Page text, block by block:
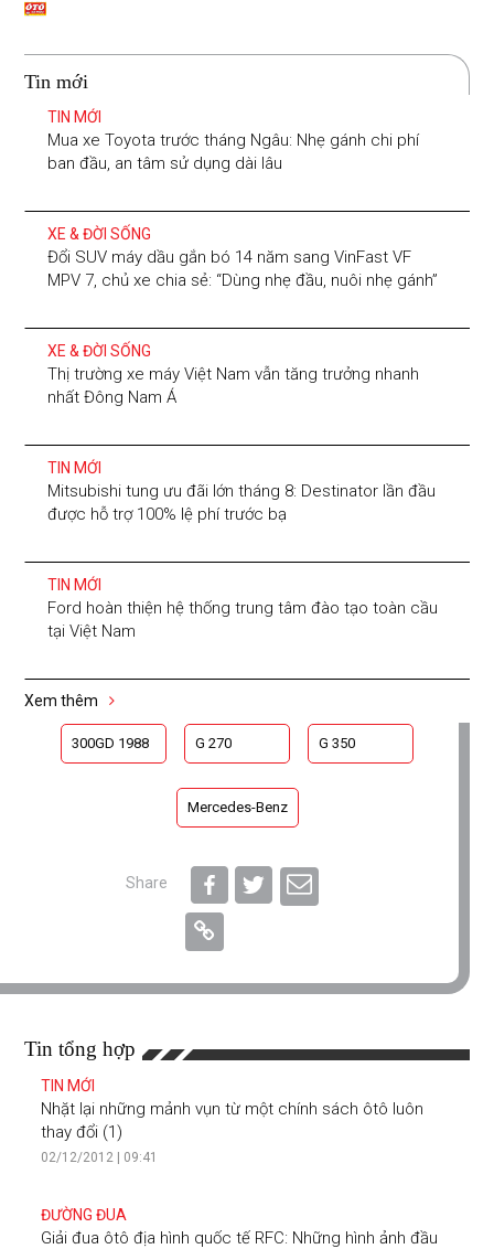
Tin mới
TIN MỚI
Mua xe Toyota trước tháng Ngâu: Nhẹ gánh chi phí
ban đầu, an tâm sử dụng dài lâu
XE & ĐỜI SỐNG
Đổi SUV máy dầu gắn bó 14 năm sang VinFast VF
MPV 7, chủ xe chia sẻ: “Dùng nhẹ đầu, nuôi nhẹ gánh”
XE & ĐỜI SỐNG
Thị trường xe máy Việt Nam vẫn tăng trưởng nhanh
nhất Đông Nam Á
TIN MỚI
Mitsubishi tung ưu đãi lớn tháng 8: Destinator lần đầu
được hỗ trợ 100% lệ phí trước bạ
TIN MỚI
Ford hoàn thiện hệ thống trung tâm đào tạo toàn cầu
tại Việt Nam
Xem thêm
300GD 1988 G 270 G 350
Mercedes-Benz
Share
Tin tổng hợp
TIN MỚI
Nhặt lại những mảnh vụn từ một chính sách ôtô luôn
thay đổi (1)
02/12/2012 | 09:41
ĐƯỜNG ĐUA
Giải đua ôtô địa hình quốc tế RFC: Những hình ảnh đầu